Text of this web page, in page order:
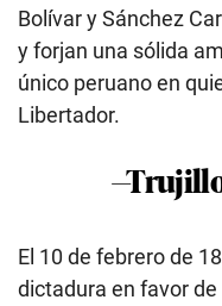
Bolívar y Sánchez
y forjan una sólida
único peruano en
Libertador.
El 10 de febrero de
dictadura en favor de